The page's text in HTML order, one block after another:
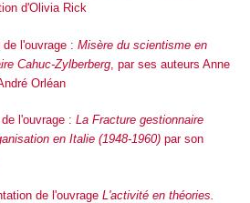
d'Olivia Rick
l'ouvrage : Misère du scientisme en
Cahuc-Zylberberg , par ses auteurs Anne
Orléan
l'ouvrage : La Fracture gestionnaire
en Italie (1948-1960) par son
de l'ouvrage L'activité en théories.